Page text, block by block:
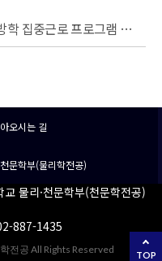
2020학년도 국가근로장학금 하계방학 집중근로 프로그램 신청 안내
TOP
오시는 길
문학부(물리학전공)
물리·천문학부(천문학전공)
887-1435
전공 All Rights Reserved